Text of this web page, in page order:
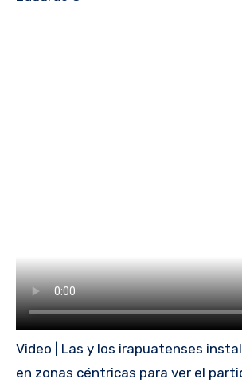
Video | Las y los irapuatenses
en zonas céntricas para ver el